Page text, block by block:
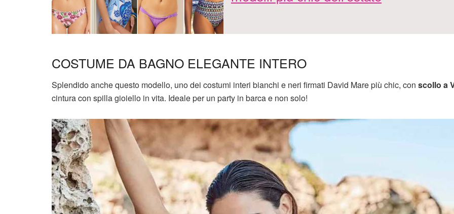
COSTUME DA BAGNO ELEGANTE INTERO
Splendido anche questo modello, uno dei costumi interi bianchi e neri firmati David Mare più chic, con scollo a
cintura con spilla gioiello in vita. Ideale per un party in barca e non solo!